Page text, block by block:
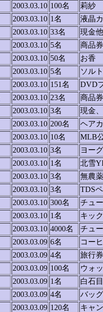
2003.03.10 100名
莉紗
2003.03.10 1名
液晶
2003.03.10 33名
現金他
2003.03.10 5名
商品券
2003.03.10 50名
お香
2003.03.10 5名
ソル
2003.03.10 151名
DVD
2003.03.10 23名
商品
2003.03.10 3名
現金
2003.03.10 200名
ヘア
2003.03.10 10名
MLB
2003.03.10 3名
ヨー
2003.03.10 1名
北雪
2003.03.10 3名
無農
2003.03.10 3名
TDS
2003.03.10 300名
チュ
2003.03.10 1名
キッ
2003.03.10 4000名
チュ
2003.03.09 6名
コー
2003.03.09 4名
旅行券
2003.03.09 100名
ウォ
2003.03.09 1名
白石
2003.03.09 4名
バッ
2003.03.09 120名
キャ